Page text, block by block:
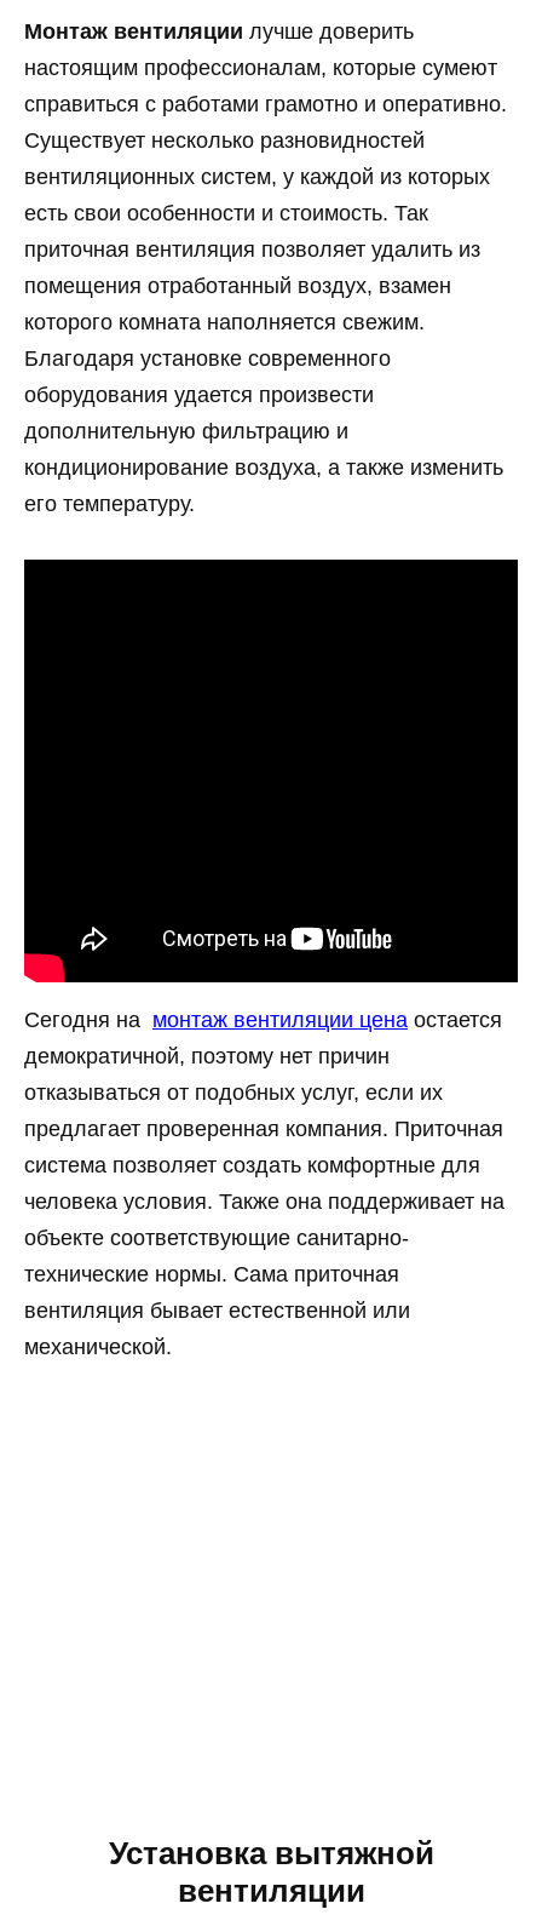
Монтаж вентиляции лучше доверить
настоящим профессионалам, которые сумеют
справиться с работами грамотно и оперативно.
Существует несколько разновидностей
вентиляционных систем, у каждой из которых
есть свои особенности и стоимость. Так
приточная вентиляция позволяет удалить из
помещения отработанный воздух, взамен
которого комната наполняется свежим.
Благодаря установке современного
оборудования удается произвести
дополнительную фильтрацию и
кондиционирование воздуха, а также изменить
его температуру.
Сегодня на монтаж вентиляции цена остается
демократичной, поэтому нет причин
отказываться от подобных услуг, если их
предлагает проверенная компания. Приточная
система позволяет создать комфортные для
человека условия. Также она поддерживает на
объекте соответствующие санитарно-
технические нормы. Сама приточная
вентиляция бывает естественной или
механической.
Установка вытяжной
вентиляции